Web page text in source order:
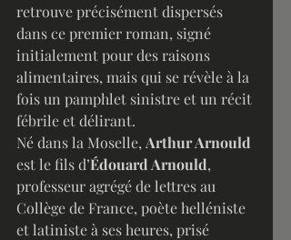
retrouve précisément dispersés
dans ce premier roman, signé
initialement pour des raisons
alimentaires, mais qui se révèle à la
fois un pamphlet sinistre et un récit
fébrile et délirant.
Né dans la Moselle, Arthur Arnould
est le fils d’Édouard Arnould,
professeur agrégé de lettres au
Collège de France, poète helléniste
et latiniste à ses heures, prisé